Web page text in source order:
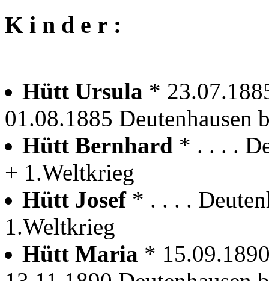
K i n d e r :
Hütt Ursula *
01.08.1885 Deutenhausen
Hütt Bernhard * . . . .
+ 1.Weltkrieg
Hütt Josef * . . . .
1.Weltkrieg
Hütt Maria *